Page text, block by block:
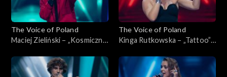
The Voice of Poland
Maciej Zieliński – „Kosmiczne
Poland”, Nokaut, 1 listopada
2025
The Voice of Poland
Kinga Rutkowska – „Tattoo”,
Nokaut, 1 listopada 2025